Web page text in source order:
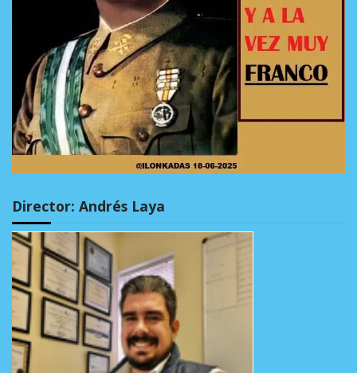
Director: Andrés Laya